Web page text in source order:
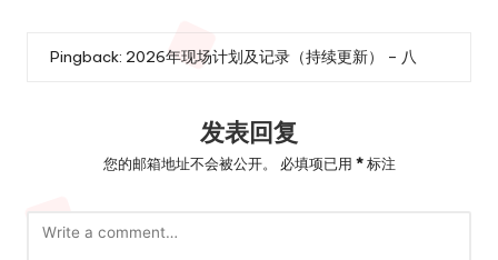
Pingback: 2026年现场计划及记录（持续更新） – 八
发表回复
您的邮箱地址不会被公开。 必填项已用 *标注